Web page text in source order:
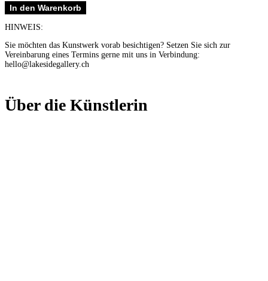
B13
oc-
rs
In den Warenkorb
HINWEIS:
Sie möchten das Kunstwerk vorab besichtigen? Setzen Sie sich zur
Vereinbarung eines Termins gerne mit uns in Verbindung:
hello@lakesidegallery.ch
Über die Künstlerin